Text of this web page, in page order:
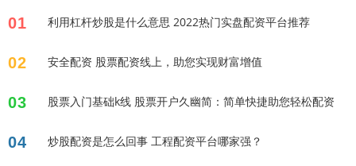
01 利用杠杆炒股是什么意思 2022热门实盘配资平台推荐
02 安全配资 股票配资线上，助您实现财富增值
03 股票入门基础k线 股票开户久幽简：简单快捷助您轻松配资
04 炒股配资是怎么回事 工程配资平台哪家强？